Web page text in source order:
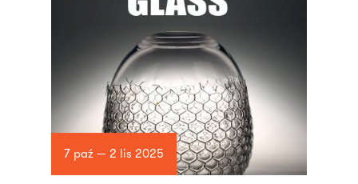
7 paź — 2 lis 2025